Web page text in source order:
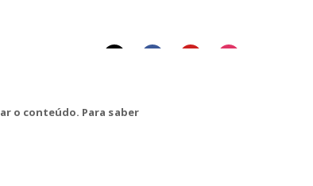
na Base
o conteúdo. Para saber